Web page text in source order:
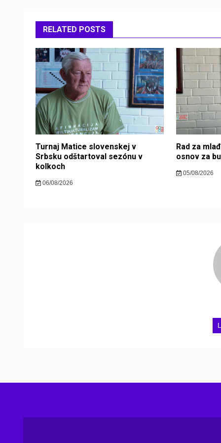
RELATED POSTS
Turnaj Matice slovenskej v
Srbsku odštartoval sezónu v
kolkoch
06/08/2026
Rad za
osnov za
05/08/2026